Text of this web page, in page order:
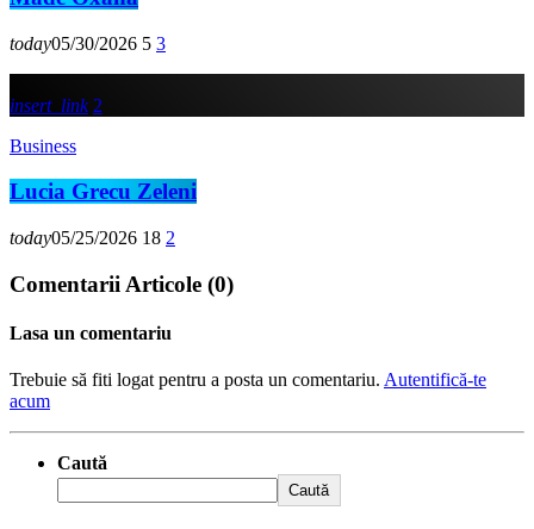
today05/30/2026 5 3
insert_link 2
Business
Lucia Grecu Zeleni
today05/25/2026 18 2
Comentarii Articole (0)
Lasa un comentariu
Trebuie să fiti logat pentru a posta un comentariu. Autentifică-te
acum
Caută
Caută